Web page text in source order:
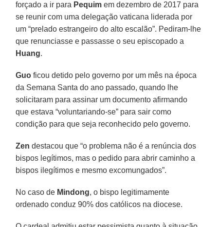
forçado a ir para Pequim em dezembro de 2017 para
se reunir com uma delegação vaticana liderada por
um “prelado estrangeiro do alto escalão”. Pediram-lhe
que renunciasse e passasse o seu episcopado a
Huang.
Guo ficou detido pelo governo por um mês na época
da Semana Santa do ano passado, quando lhe
solicitaram para assinar um documento afirmando
que estava “voluntariando-se” para sair como
condição para que seja reconhecido pelo governo.
Zen destacou que “o problema não é a renúncia dos
bispos legítimos, mas o pedido para abrir caminho a
bispos ilegítimos e mesmo excomungados”.
No caso de Mindong, o bispo legitimamente
ordenado conduz 90% dos católicos na diocese.